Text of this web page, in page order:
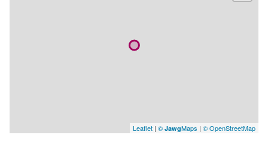
Leaflet | © JawgMaps | © OpenStreetMap